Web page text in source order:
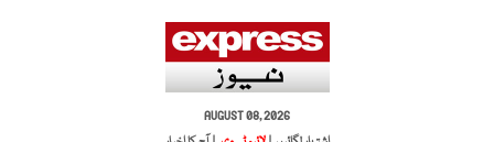
AUGUST 08, 2026